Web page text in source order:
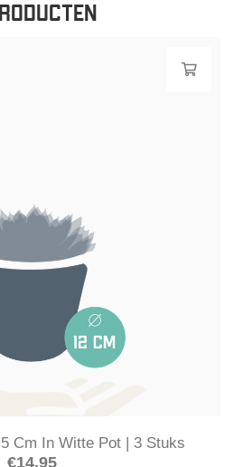
Cm In Witte Pot | 3 Stuks
€14.95